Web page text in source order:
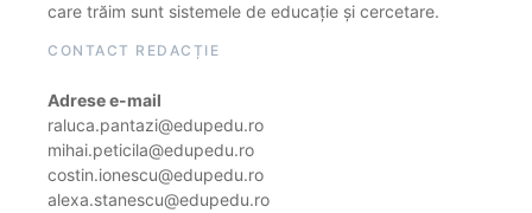
care trăim sunt sistemele de educație și cercetare.
CONTACT REDACȚIE
Adrese e-mail
raluca.pantazi@edupedu.ro
mihai.peticila@edupedu.ro
costin.ionescu@edupedu.ro
alexa.stanescu@edupedu.ro